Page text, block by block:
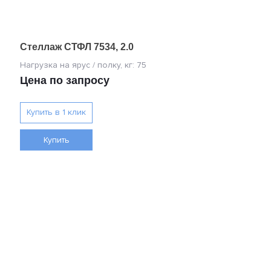
Стеллаж СТФЛ 7534, 2.0
Цена по запросу
Купить